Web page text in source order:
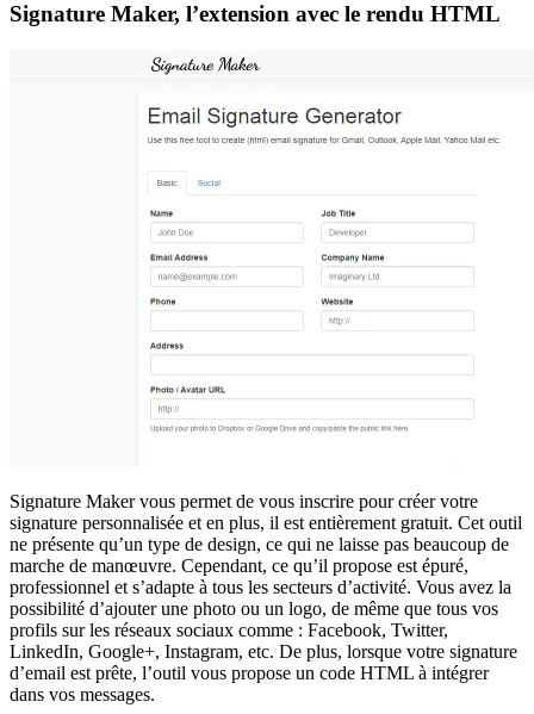
Signature Maker, l’extension avec le rendu HTML
Signature Maker vous permet de vous inscrire pour créer votre
signature personnalisée et en plus, il est entièrement gratuit. Cet outil
ne présente qu’un type de design, ce qui ne laisse pas beaucoup de
marche de manœuvre. Cependant, ce qu’il propose est épuré,
professionnel et s’adapte à tous les secteurs d’activité. Vous avez la
possibilité d’ajouter une photo ou un logo, de même que tous vos
profils sur les réseaux sociaux comme : Facebook, Twitter,
LinkedIn, Google+, Instagram, etc. De plus, lorsque votre signature
d’email est prête, l’outil vous propose un code HTML à intégrer
dans vos messages.